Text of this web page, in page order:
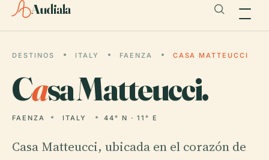
Audiala
DESTINOS ITALY FAENZA CASA MATTEUCCI
Casa Matteucci.
FAENZA ITALY 44° N · 11° E
Casa Matteucci, ubicada en el corazón de